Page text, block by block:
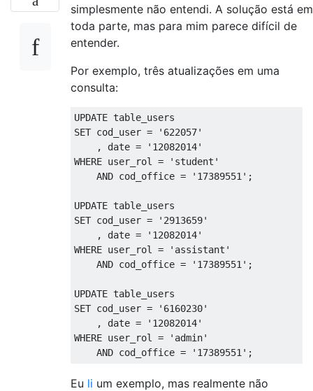
simplesmente não entendi. A solução está em
toda parte, mas para mim parece difícil de
entender.
Por exemplo, três atualizações em uma
consulta:
UPDATE
SET cod_user =
'622057'
,
date =
'12082014'
WHERE user_rol =
'student'
AND cod_office = '17389551' ;
UPDATE
SET cod_user =
'2913659'
,
date =
'12082014'
WHERE user_rol =
'assistant'
AND cod_office = '17389551' ;
UPDATE
SET cod_user =
'6160230'
,
date =
'12082014'
WHERE user_rol =
'admin'
AND cod_office = '17389551' ;
Eu li um exemplo, mas realmente não